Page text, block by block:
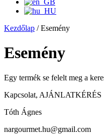
Kezdőlap / Esemény
Esemény
Egy termék se felelt meg a
Kapcsolat, AJÁNLATKÉRÉS
Tóth Ágnes
nargourmet.hu@gmail.com